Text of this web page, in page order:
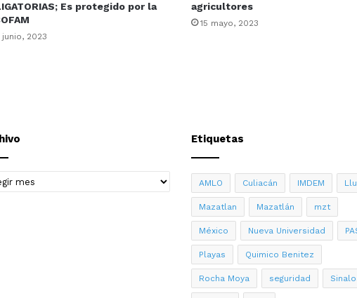
Es protegido por la
junio, 2023
agricultores
15 mayo, 2023
Etiquetas
AMLO Culiacán IMDEM
Mazatlan Mazatlán mzt
México Nueva Universidad
Playas Quimico Benitez
Rocha Moya seguridad